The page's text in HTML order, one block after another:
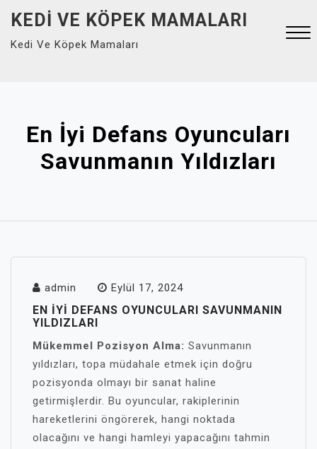
content
KEDI VE KÖPEK MAMALARI
Kedi Ve Köpek Mamaları
En İyi Defans Oyuncuları
Savunmanın Yıldızları
admin Eylül 17, 2024
EN İYI DEFANS OYUNCULARI SAVUNMANIN
YILDIZLARI
Mükemmel Pozisyon Alma: Savunmanın
yıldızları, topa müdahale etmek için doğru
pozisyonda olmayı bir sanat haline
getirmişlerdir. Bu oyuncular, rakiplerinin
hareketlerini öngörerek, hangi noktada
olacağını ve hangi hamleyi yapacağını tahmin